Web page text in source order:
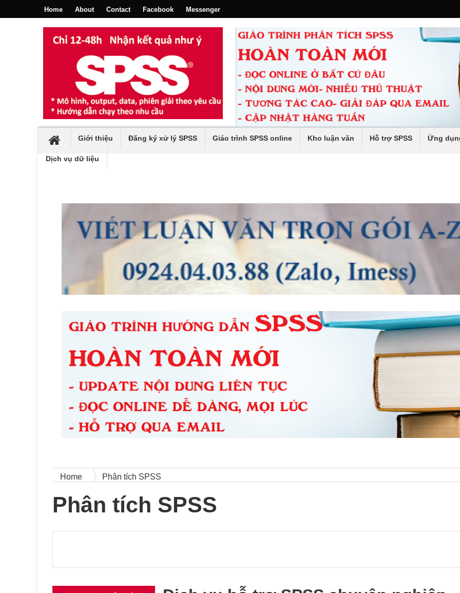
Home About Contact Facebook Messenger
Giới thiệu Đăng ký xử lý SPSS Giáo trình SPSS online Kho luận văn Hỗ trợ SPSS Ứng
Dịch vụ dữ liệu
Home Phân tích SPSS
Phân tích SPSS